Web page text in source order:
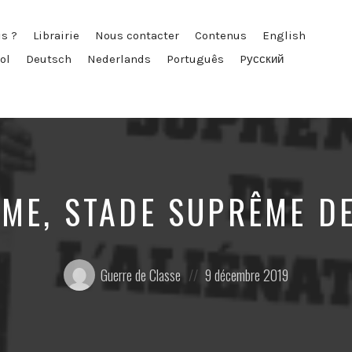
? Librairie Nous contacter Contenus
English
Deutsch Nederlands Português
Pусский
STADE SUPRÊME
Posté
par:
Guerre de Classe
Posted
on
9 décembre 2019